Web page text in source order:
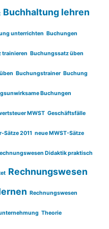
Buchhaltung lehren
unterrichten Buchungen
trainieren Buchungssatz üben
Buchungstrainer Buchung
Buchungen
MWST Geschäftsfälle
Sätze 2011 neue MWST-Sätze
Didaktik praktisch
Rechnungswesen
Rechnungswesen
Theorie